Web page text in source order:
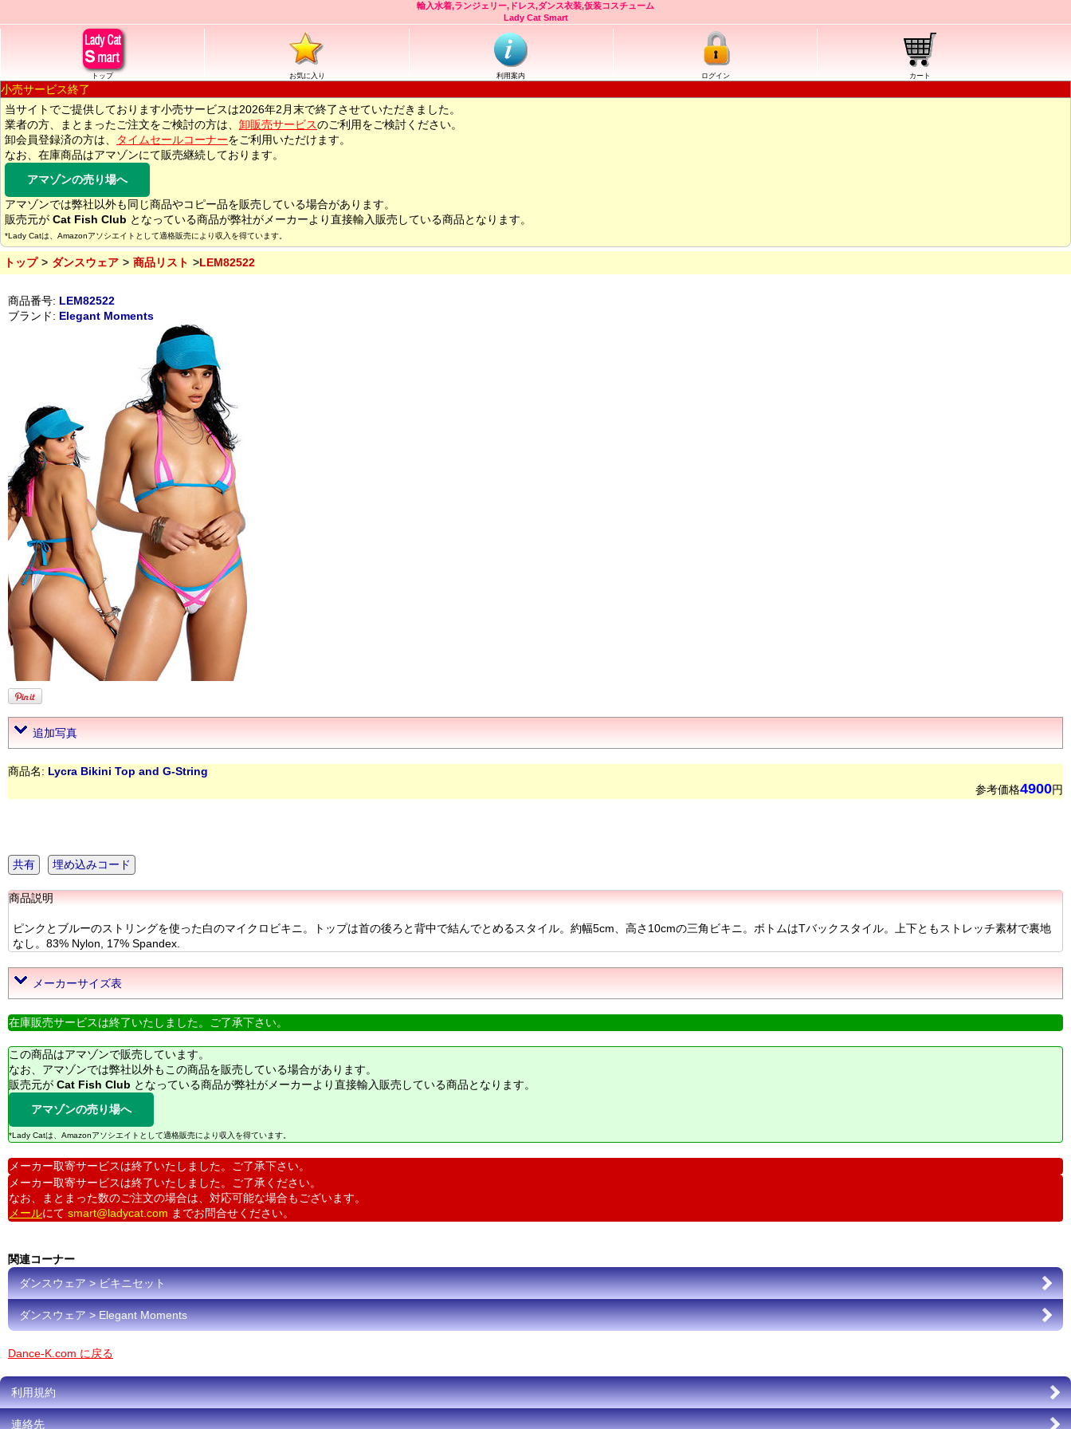
輸入水着,ランジェリー,ドレス,ダンス衣装,仮装コスチューム
Lady Cat Smart
トップ お気に入り 利用案内 ログイン カート
小売サービス終了
当サイトでご提供しております小売サービスは2026年2月末で終了させていただきました。
業者の方、まとまったご注文をご検討の方は、 卸販売サービスのご利用をご検討ください。
卸会員登録済の方は、
タイムセールコーナーをご利用いただけます。
なお、在庫商品はアマゾンにて販売継続しております。
アマゾンの売り場へ
アマゾンでは弊社以外も同じ商品やコピー品を販売している場合があります。
販売元が Cat Fish Club となっている商品が弊社がメーカーより直接輸入販売している商品となります。
*Lady Catは、Amazonアソシエイトとして適格販売により収入を得ています。
トップ ダンスウェア 商品リスト LEM82522
商品番号: LEM82522
ブランド: Elegant Moments
追加写真
商品名: Lycra Bikini Top and G-String
参考価格4900円
共有 埋め込みコード
商品説明
ピンクとブルーのストリングを使った白のマイクロビキニ。トップは首の後ろと背中で結んでとめるスタイル。約幅5cm、高さ10cmの三角ビキニ。ボトムはTバックスタイル。上下ともストレッチ素材で裏地
なし。83% Nylon, 17% Spandex.
メーカーサイズ表
在庫販売サービスは終了いたしました。ご了承下さい。
この商品はアマゾンで販売しています。
なお、アマゾンでは弊社以外もこの商品を販売している場合があります。
販売元が Cat Fish Club となっている商品が弊社がメーカーより直接輸入販売している商品となります。
アマゾンの売り場へ
*Lady Catは、Amazonアソシエイトとして適格販売により収入を得ています。
メーカー取寄サービスは終了いたしました。ご了承下さい。
メーカー取寄サービスは終了いたしました。ご了承ください。
なお、まとまった数のご注文の場合は、対応可能な場合もございます。
メールにて smart@ladycat.com までお問合せください。
関連コーナー
ダンスウェア > ビキニセット
ダンスウェア > Elegant Moments
Dance-K.com に戻る
利用規約
連絡先